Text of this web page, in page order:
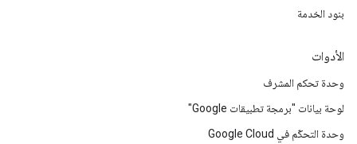
بنود الخدمة
الأدوات
وحدة تحكم المشرف
لوحة بيانات "برمجة تطبيقات Google"
وحدة التحكّم في Google Cloud